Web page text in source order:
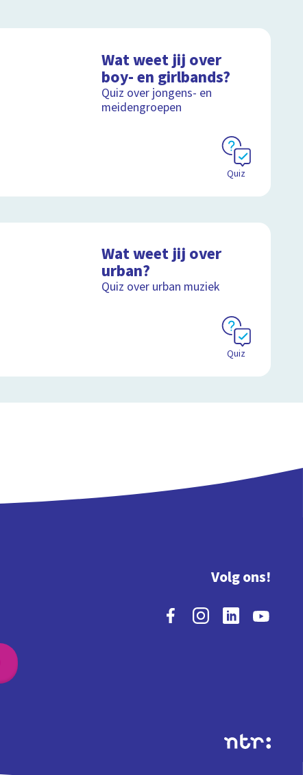
Wat weet jij over
boy- en girlbands?
Quiz over jongens- en
meidengroepen
Quiz
Wat weet jij over
urban?
Quiz over urban muziek
Quiz
Volg ons!